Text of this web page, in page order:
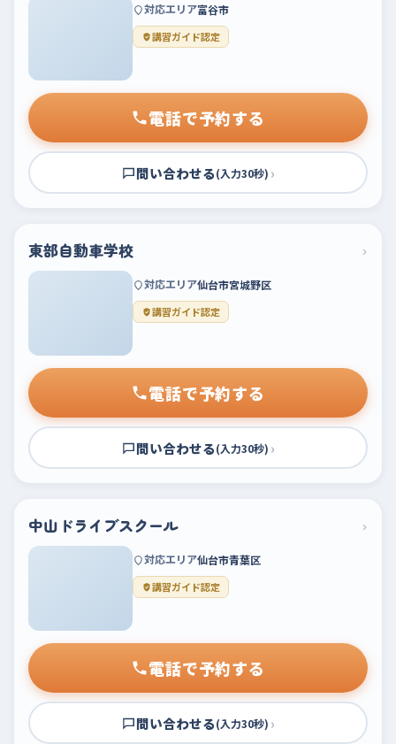
対応エリア富谷市
講習ガイド認定
電話で予約する
問い合わせる(入力30秒) ›
東部自動車学校 ›
対応エリア仙台市宮城野区
講習ガイド認定
電話で予約する
問い合わせる(入力30秒) ›
中山ドライブスクール ›
対応エリア仙台市青葉区
講習ガイド認定
電話で予約する
問い合わせる(入力30秒) ›